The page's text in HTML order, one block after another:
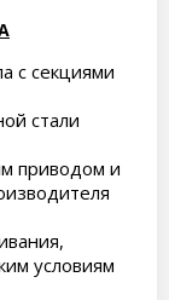
с секциями
стали
приводом и
условиям